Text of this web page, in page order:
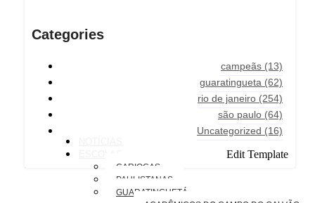
Categories
campeãs (13)
guaratingueta (62)
rio de janeiro (254)
são paulo (64)
Uncategorized (16)
Edit Template
CARIOCAS
PAULISTANAS
GUARATINGUETÁ